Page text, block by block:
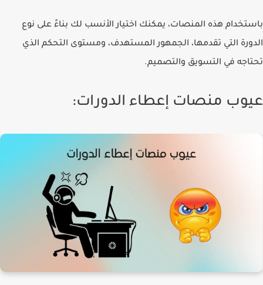
باستخدام هذه المنصات، يمكنك اختيار الأنسب لك بناءً على نوع
الدورة التي تقدمها، الجمهور المستهدف، ومستوى التحكم الذي
تحتاجه في التسويق والتصميم.
عيوب منصات إعطاء الدورات: